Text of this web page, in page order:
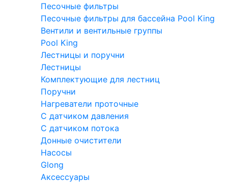
Песочные фильтры
Песочные фильтры для бассейна Pool King
Вентили и вентильные группы
Pool King
Лестницы и поручни
Лестницы
Комплектующие для лестниц
Поручни
Нагреватели проточные
С датчиком давления
С датчиком потока
Донные очистители
Насосы
Glong
Аксессуары